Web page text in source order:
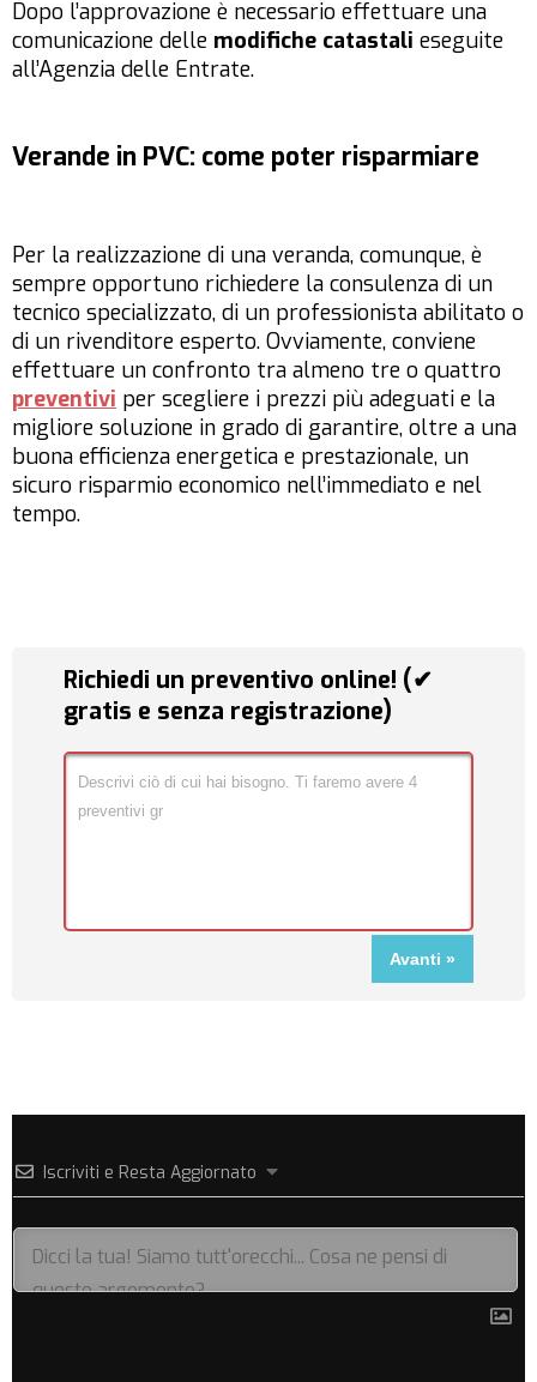
Dopo l’approvazione è necessario effettuare una
comunicazione delle modifiche catastali eseguite
all’Agenzia delle Entrate.
Verande in PVC: come poter risparmiare
Per la realizzazione di una veranda, comunque, è
sempre opportuno richiedere la consulenza di un
tecnico specializzato, di un professionista abilitato o
di un rivenditore esperto. Ovviamente, conviene
effettuare un confronto tra almeno tre o quattro
preventivi per scegliere i prezzi più adeguati e la
migliore soluzione in grado di garantire, oltre a una
buona efficienza energetica e prestazionale, un
sicuro risparmio economico nell’immediato e nel
tempo.
Richiedi un preventivo online! (✔
gratis e senza registrazione)
Iscriviti e Resta Aggiornato